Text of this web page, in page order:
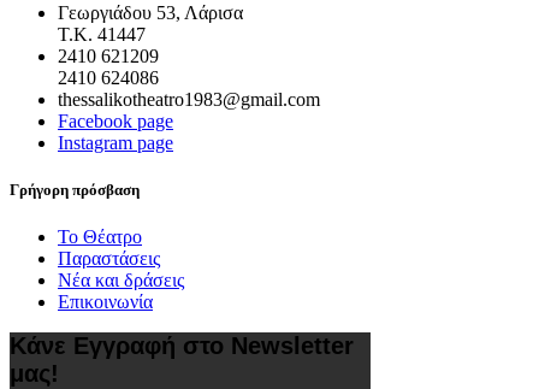
Γεωργιάδου 53, Λάρισα
Τ.Κ. 41447
2410 621209
2410 624086
thessalikotheatro1983@gmail.com
Facebook page
Instagram page
Γρήγορη πρόσβαση
Το Θέατρο
Παραστάσεις
Νέα και δράσεις
Επικοινωνία
Κάνε Εγγραφή στο Newsletter
μας!